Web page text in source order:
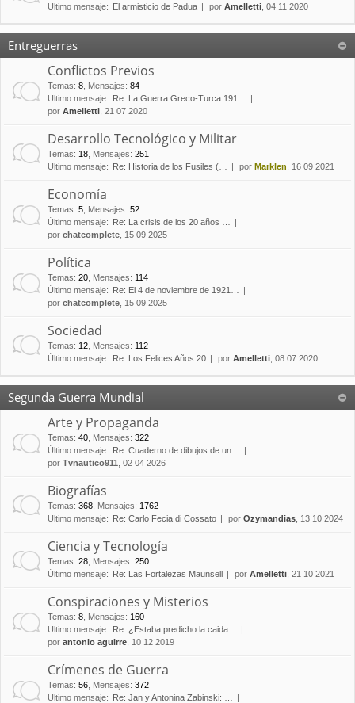
Último mensaje:
El armisticio de Padua por Amelletti , 04 11 2020
Entreguerras
Conflictos Previos
Temas: 8 Mensajes: 84
Último mensaje:
Re: La Guerra Greco-Turca 191…
por Amelletti , 21 07 2020
Desarrollo Tecnológico y Militar
Temas: 18 Mensajes: 251
Último mensaje:
Re: Historia de los Fusiles (… por Marklen , 16 09 2021
Economía
Temas: 5 Mensajes: 52
Último mensaje:
Re: La crisis de los 20 años …
por chatcomplete , 15 09 2025
Política
Temas: 20 Mensajes: 114
Último mensaje:
Re: El 4 de noviembre de 1921…
por chatcomplete , 15 09 2025
Sociedad
Temas: 12 Mensajes: 112
Último mensaje:
Re: Los Felices Años 20 por Amelletti , 08 07 2020
Segunda Guerra Mundial
Arte y Propaganda
Temas: 40 Mensajes: 322
Último mensaje:
Re: Cuaderno de dibujos de un…
por Tvnautico911 , 02 04 2026
Biografías
Temas: 368 Mensajes: 1762
Último mensaje:
Re: Carlo Fecia di Cossato por Ozymandias , 13 10 2024
Ciencia y Tecnología
Temas: 28 Mensajes: 250
Último mensaje:
Re: Las Fortalezas Maunsell por Amelletti , 21 10 2021
Conspiraciones y Misterios
Temas: 8 Mensajes: 160
Último mensaje:
Re: ¿Estaba predicho la caida…
por antonio aguirre , 10 12 2019
Crímenes de Guerra
Temas: 56 Mensajes: 372
Último mensaje:
Re: Jan y Antonina Zabinski: …